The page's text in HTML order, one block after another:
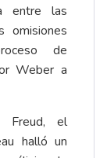
entre las
omisiones
de
Weber a
Freud, el
halló un